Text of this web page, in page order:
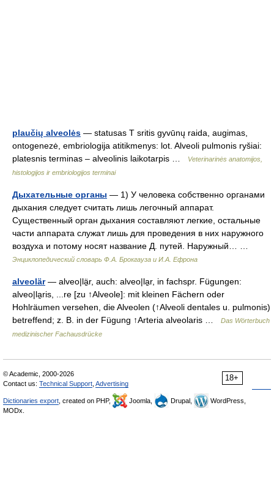
plaučių alveolės — statusas T sritis gyvūnų raida, augimas,
ontogenezė, embriologija atitikmenys: lot. Alveoli pulmonis ryšiai:
platesnis terminas – alveolinis laikotarpis …
Veterinarinės anatomijos,
histologijos ir embriologijos terminai
Дыхательные органы — 1) У человека собственно органами
дыхания следует считать лишь легочный аппарат.
Существенный орган дыхания составляют легкие, остальные
части аппарата служат лишь для проведения в них наружного
воздуха и потому носят название Д. путей. Наружный… …
Энциклопедический словарь Ф.А. Брокгауза и И.А. Ефрона
alveolär— alveo|lä̱r, auch: alveo|la̱r, in fachspr. Fügungen:
alveo|la̱ris, ...re [zu ↑Alveole]: mit kleinen Fächern oder
Hohlräumen versehen, die Alveolen (↑Alveoli dentales u. pulmonis)
betreffend; z. B. in der Fügung ↑Arteria alveolaris …
Das Wörterbuch
medizinischer Fachausdrücke
18+
© Academic, 2000-2026
Contact us: Technical Support Advertising
Dictionaries export , created on PHP, Joomla, Drupal,
WordPress,
MODx.